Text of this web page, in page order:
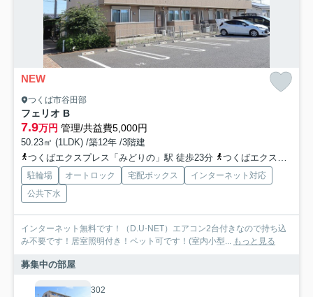
NEW
つくば市谷田部
フェリオ B
7.9万円 管理/共益費5,000円
50.23㎡ (1LDK) /築12年 /3階建
つくばエクスプレス「みどりの」駅 徒歩23分
つくばエクスプレス「万博記念公園」駅 徒歩29分
駐輪場 オートロック 宅配ボックス
インターネット対応
公共下水
インターネット無料です！（D.U-NET）エアコン2台付きなので持ち込
み不要です！居室照明付き！ペット可です！(室内小型... もっと見る
募集中の部屋
302